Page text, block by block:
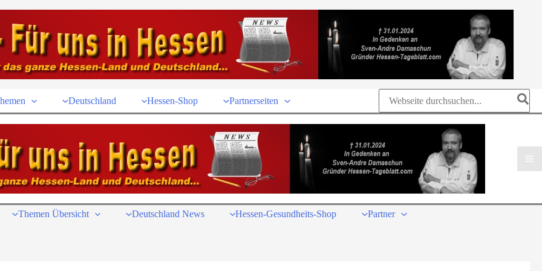
Deutschland Hessen-Shop Partnerseiten
Search
for:
Themen Übersicht Deutschland News Hessen-Gesundheits-Shop Partner